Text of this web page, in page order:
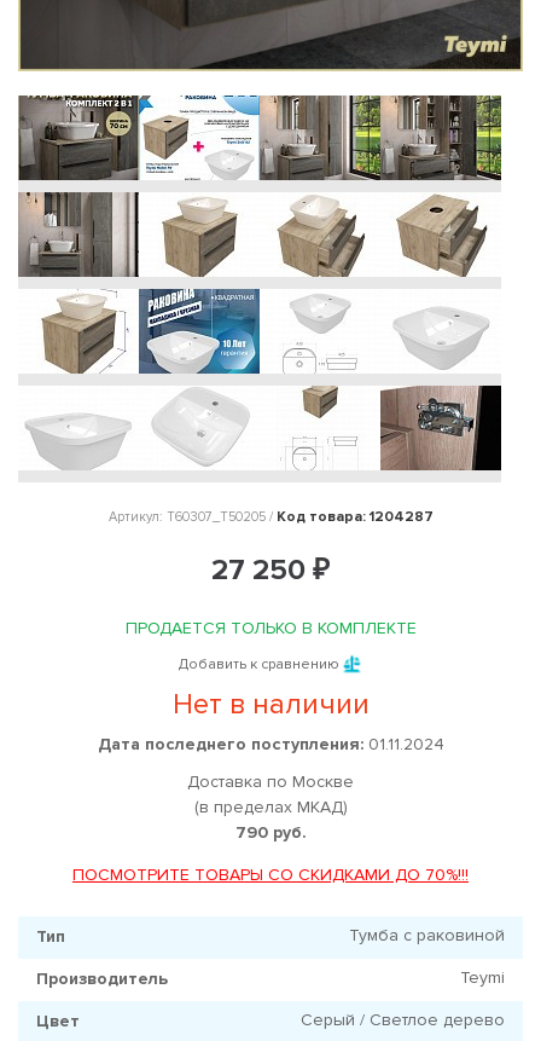
Артикул: T60307_T50205 / Код товара: 1204287
27 250 ₽
ПРОДАЕТСЯ ТОЛЬКО В КОМПЛЕКТЕ
Добавить к сравнению
Нет в наличии
Дата последнего поступления:01.11.2024
Доставка по Москве
(в пределах МКАД)
790 руб.
ПОСМОТРИТЕ ТОВАРЫ СО СКИДКАМИ ДО 70%!!!
Тип Тумба с раковиной
Производитель Teymi
Цвет Серый / Светлое дерево